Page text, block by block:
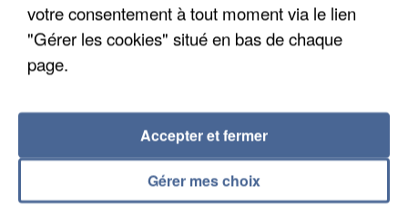
LES DONNÉES DE 300 000 CLIENTS DÉROBÉES À
INTERMARCHÉ APRÈS UNE...
votre consentement à tout moment via le lien
"Gérer les cookies" situé en bas de chaque
page.
Gérer mes choix
Accepter et fermer